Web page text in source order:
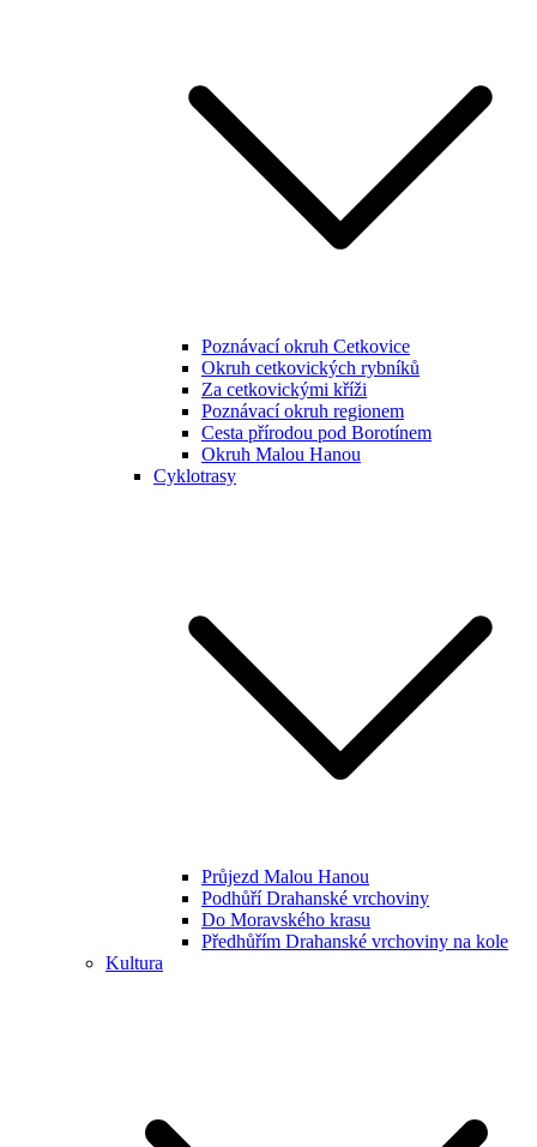
Poznávací okruh Cetkovice
Okruh cetkovických rybníků
Za cetkovickými kříži
Poznávací okruh regionem
Cesta přírodou pod Borotínem
Okruh Malou Hanou
Cyklotrasy
Průjezd Malou Hanou
Podhůří Drahanské vrchoviny
Do Moravského krasu
Předhůřím Drahanské vrchoviny na kole
Kultura